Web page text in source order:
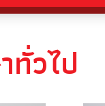
ทั่วไป